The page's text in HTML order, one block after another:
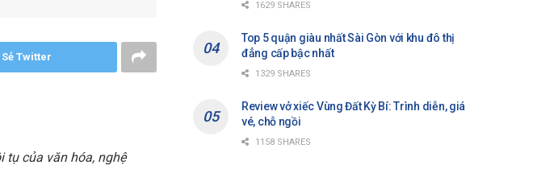
Twitter
tụ của văn hóa, nghệ
1629 SHARES
Top 5 quận giàu nhất Sài Gòn với khu đô thị
đẳng cấp bậc nhất
1329 SHARES
Review vở xiếc Vùng Đất Kỳ Bí: Trình diễn, giá
vé, chỗ ngồi
1158 SHARES